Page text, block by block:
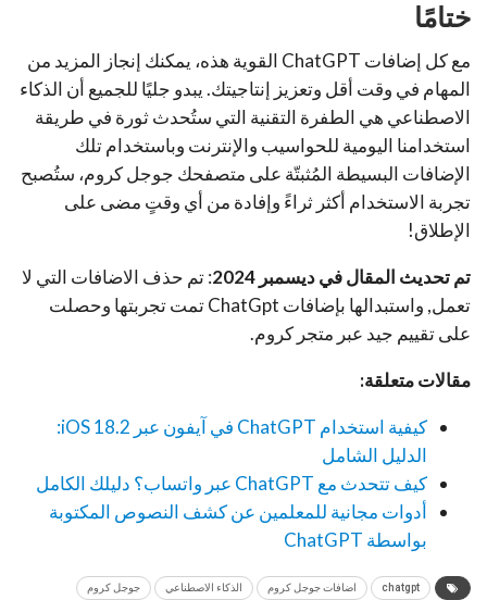
ختامًا
مع كل إضافات ChatGPT القوية هذه، يمكنك إنجاز المزيد من
المهام في وقت أقل وتعزيز إنتاجيتك. يبدو جليًا للجميع أن الذكاء
الاصطناعي هي الطفرة التقنية التي ستُحدث ثورة في طريقة
استخدامنا اليومية للحواسيب والإنترنت وباستخدام تلك
الإضافات البسيطة المُثبتّة على متصفحك جوجل كروم، ستُصبح
تجربة الاستخدام أكثر ثراءً وإفادة من أي وقتٍ مضى على
الإطلاق!
تم تحديث المقال في ديسمبر 2024
: تم حذف الاضافات التي لا
تعمل, واستبدالها بإضافات ChatGpt تمت تجربتها وحصلت
على تقييم جيد عبر متجر كروم.
مقالات متعلقة:
كيفية استخدام ChatGPT في آيفون عبر iOS 18.2:
الدليل الشامل
كيف تتحدث مع ChatGPT عبر واتساب؟ دليلك الكامل
أدوات مجانية للمعلمين عن كشف النصوص المكتوبة
بواسطة ChatGPT
chatgpt اضافات جوجل كروم الذكاء الاصطناعي جوجل كروم